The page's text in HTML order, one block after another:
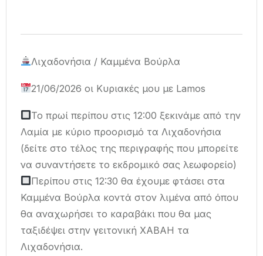
Λιχαδονήσια / Καμμένα Βούρλα
21/06/2026 οι Κυριακές μου με Lamos
Το πρωί περίπου στις 12:00 ξεκινάμε από την
Λαμία με κύριο προορισμό τα Λιχαδονήσια
(δείτε στο τέλος της περιγραφής που μπορείτε
να συναντήσετε το εκδρομικό σας λεωφορείο)
Περίπου στις 12:30 θα έχουμε φτάσει στα
Καμμένα Βούρλα κοντά στον λιμένα από όπου
θα αναχωρήσει το καραβάκι που θα μας
ταξιδέψει στην γειτονική ΧΑΒΑΗ τα
Λιχαδονήσια.